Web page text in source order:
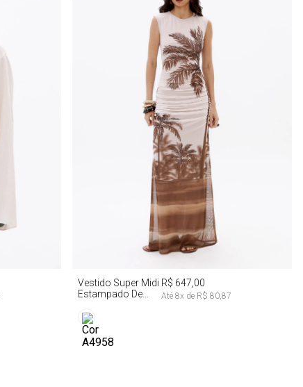
P M
Vestido Super Midi
Estampado De
R$ 647,00
Até 8x de R$ 80,87